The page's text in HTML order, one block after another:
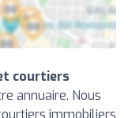
courtiers
annuaire. Nous
immobiliers